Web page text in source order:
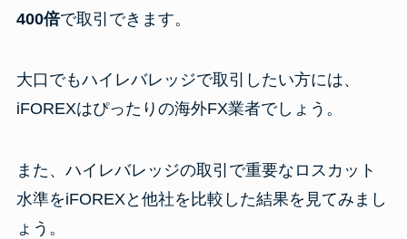
400倍で取引できます。
大口でもハイレバレッジで取引したい方には、
iFOREXはぴったりの海外FX業者でしょう。
また、ハイレバレッジの取引で重要なロスカット
水準をiFOREXと他社を比較した結果を見てみまし
ょう。